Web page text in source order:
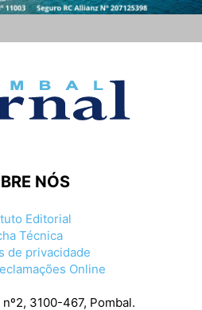
NÓS
Editorial
Técnica
de privacidade
Online
nº2, 3100-467, Pombal.